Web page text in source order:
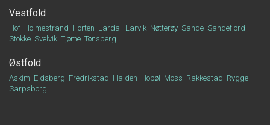
Vestfold
Hof Holmestrand Horten Lardal Larvik Nøtterøy Sande Sandefjord
Stokke Svelvik Tjøme Tønsberg
Østfold
Askim Eidsberg Fredrikstad Halden Hobøl Moss Rakkestad Rygge
Sarpsborg